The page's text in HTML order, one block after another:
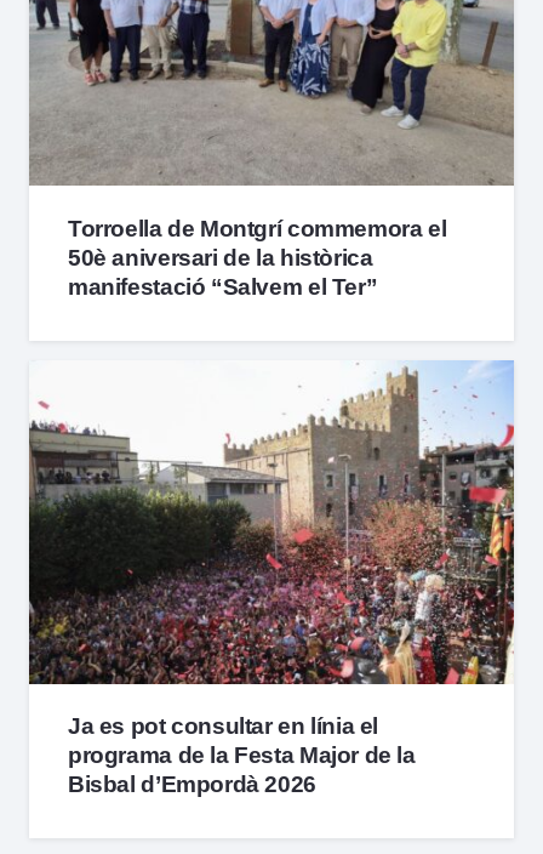
Torroella de Montgrí commemora el
50è aniversari de la històrica
manifestació “Salvem el Ter”
Ja es pot consultar en línia el
programa de la Festa Major de la
Bisbal d’Empordà 2026